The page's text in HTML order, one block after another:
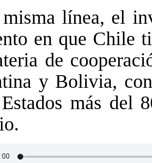
línea, el
en que Chile
de
y Bolivia,
más del